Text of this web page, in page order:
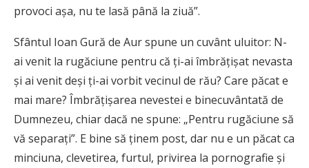
provoci aşa, nu te lasă până la ziuă”.
Sfântul Ioan Gură de Aur spune un cuvânt uluitor: N-
ai venit la rugăciune pentru că ţi-ai îmbrăţişat nevasta
şi ai venit deşi ţi-ai vorbit vecinul de rău? Care păcat e
mai mare? Îmbrăţişarea nevestei e binecuvântată de
Dumnezeu, chiar dacă ne spune: „Pentru rugăciune să
vă separaţi”. E bine să ţinem post, dar nu e un păcat ca
minciuna, clevetirea, furtul, privirea la pornografie şi